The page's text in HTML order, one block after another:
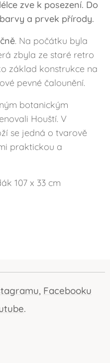
zve k posezení. Do
a prvek přírody.
. Na počátku byla
zbyla ze staré retro
základ konstrukce na
pevné čalounění.
botanickým
Houští. V
se jedná o tvarově
praktickou a
107 x 33 cm
, Facebooku
.